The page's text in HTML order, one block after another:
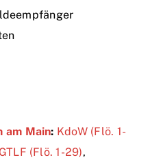
am Main: KdoW (Flö. 1-
GTLF (Flö. 1-29),